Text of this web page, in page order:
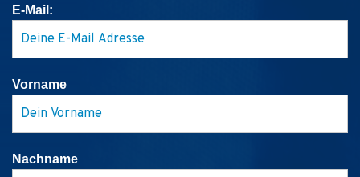
E-Mail:
Vorname
Nachname